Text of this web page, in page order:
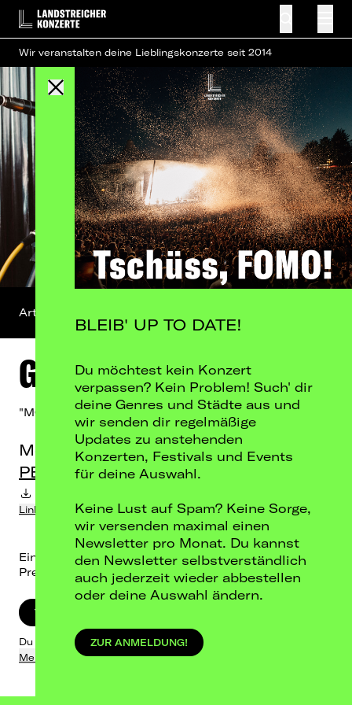
Wir veranstalten deine Lieblingskonzerte seit 2014
GIZEM CELIK
"MORE THAN A BOOK TOUR"
Mo, 12.10.26
PETER EDEL, Berlin
Link kopieren
Einlass: 19:00 / Beginn: 20:00
Preis: 22,70 € inkl. Gebühren
TICKETS KAUFEN
Du wirst zu Eventim weitergeleitet.
Mehr dazu
Artist-Profil
BLEIB' UP TO DATE!
Du möchtest kein Konzert
verpassen? Kein Problem! Such' dir
deine Genres und Städte aus und
wir senden dir regelmäßige
Updates zu anstehenden
Konzerten, Festivals und Events
für deine Auswahl.
Keine Lust auf Spam? Keine Sorge,
wir versenden maximal einen
Newsletter pro Monat. Du kannst
den Newsletter selbstverständlich
auch jederzeit wieder abbestellen
oder deine Auswahl ändern.
ZUR ANMELDUNG!